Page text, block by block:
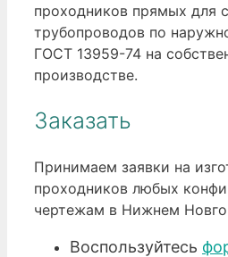
проходников прямых для
трубопроводов по
ГОСТ 13959-74 на
производстве.
Заказать
Принимаем заявки на
проходников любых
чертежам в Нижнем
Воспользуйтесь